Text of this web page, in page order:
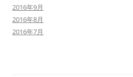
2016年9月
2016年8月
2016年7月